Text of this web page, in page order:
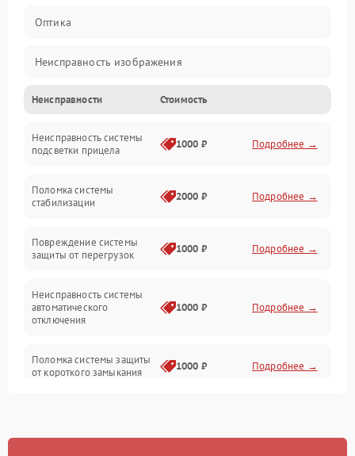
Оптика
Неисправность изображения
Механические повреждения
Неисправность фокусировки и оптики
Электропитание
Механика
Корпус/Герметичность
Неисправности Стоимость
Неисправность системы
подсветки прицела
1000 ₽ Подробнее →
Поломка системы
стабилизации
2000 ₽ Подробнее →
Повреждение системы
защиты от перегрузок
1000 ₽ Подробнее →
Неисправность системы
автоматического
отключения
1000 ₽ Подробнее →
Поломка системы защиты
от короткого замыкания
1000 ₽ Подробнее →